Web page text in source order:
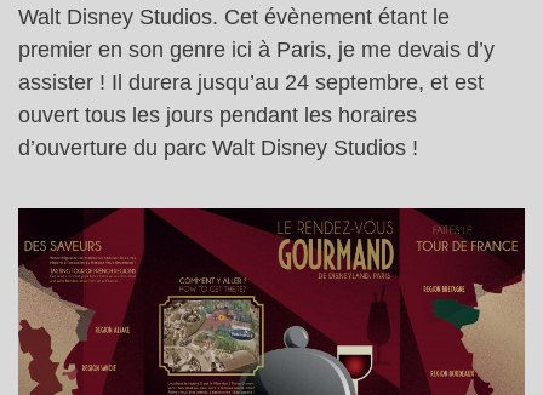
Walt Disney Studios. Cet évènement étant le
premier en son genre ici à Paris, je me devais d’y
assister ! Il durera jusqu’au 24 septembre, et est
ouvert tous les jours pendant les horaires
d’ouverture du parc Walt Disney Studios !